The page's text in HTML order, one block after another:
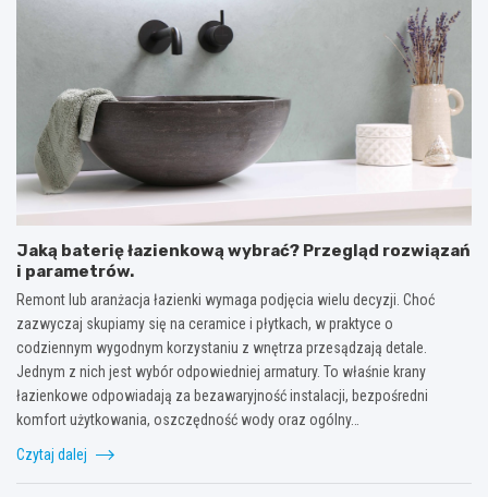
Jaką baterię łazienkową wybrać? Przegląd rozwiązań
i parametrów.
Remont lub aranżacja łazienki wymaga podjęcia wielu decyzji. Choć
zazwyczaj skupiamy się na ceramice i płytkach, w praktyce o
codziennym wygodnym korzystaniu z wnętrza przesądzają detale.
Jednym z nich jest wybór odpowiedniej armatury. To właśnie krany
łazienkowe odpowiadają za bezawaryjność instalacji, bezpośredni
komfort użytkowania, oszczędność wody oraz ogólny…
Czytaj dalej